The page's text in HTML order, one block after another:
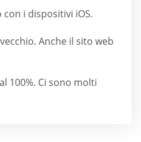
i dispositivi iOS.
Anche il sito web
100%. Ci sono molti